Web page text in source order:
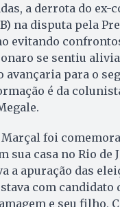
a derrota do ex-
na disputa pela
evitando
se sentiu
avançaria para o
é da
Marçal foi
sua casa no Rio de
a apuração das
com candidato
e seu filho,